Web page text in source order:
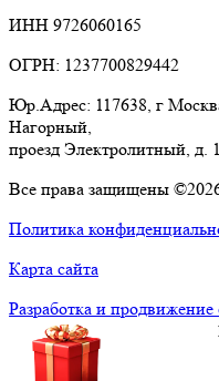
ИНН 9726060165
ОГРН: 1237700829442
Юр.Адрес: 117638, г
Нагорный,
проезд Электролитный, д.
Все права защищены
Политика
Карта сайта
Разработка и